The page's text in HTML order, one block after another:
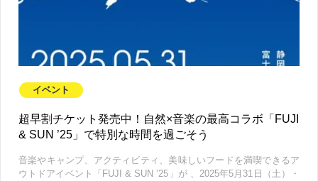
イベント
超早割チケット発売中！自然×音楽の最高コラボ「FUJI
& SUN ’25」で特別な時間を過ごそう
音楽やキャンプ、アクティビティ、美味しいフードを満喫できるア
ウトドアイベント「FUJI & SUN ’25」が 、2025年5月31日（土）・